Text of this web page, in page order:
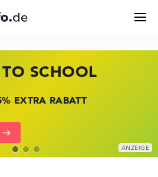
Kaufberatung
SCHOOL
EXTRA RABATT
DEALS
BEI HP
DEALS
JETZT